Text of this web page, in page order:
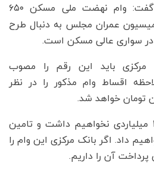
گفت: وام نهضت ملی مسکن ۶۵۰
عمران مجلس به دنبال طرح
در سواری عالی مسکن است.
مرکزی باید این رقم را مصوب
اقساط وام مذکور را در نظر
مشکلی در پرداخت وام ۱.۲ میلیاردی نخواهیم داشت و تامین
داد. اگر بانک مرکزی این وام را
پرداخت آن را داریم.